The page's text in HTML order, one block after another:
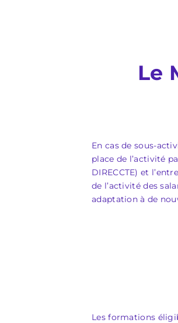
Le
En cas de sous-
place de l’activité
DIRECCTE) et
de l’activité des
adaptation à de
Les formations